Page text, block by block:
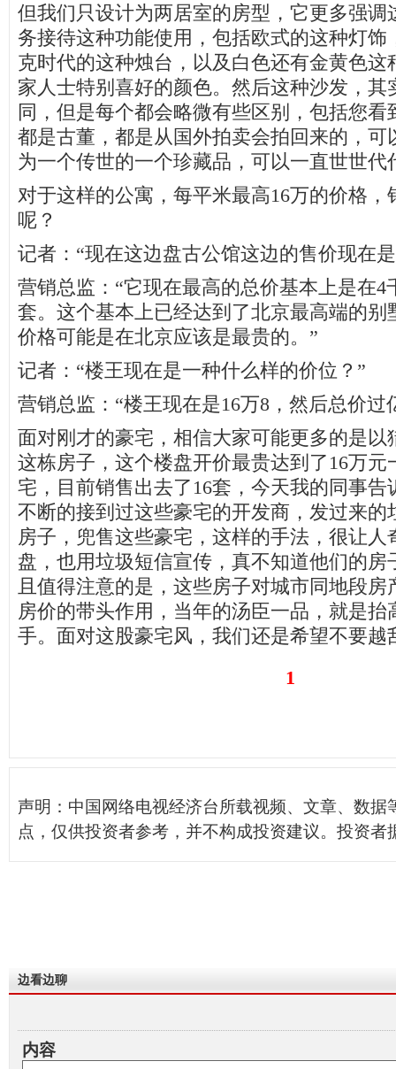
但我们只设计为两居室的房型，它更多强调
务接待这种功能使用，包括欧式的这种灯饰
克时代的这种烛台，以及白色还有金黄色这
家人士特别喜好的颜色。然后这种沙发，其
同，但是每个都会略微有些区别，包括您看
都是古董，都是从国外拍卖会拍回来的，可
为一个传世的一个珍藏品，可以一直世世代
对于这样的公寓，每平米最高16万的价格，
呢？
记者：“现在这边盘古公馆这边的售价现在
营销总监：“它现在最高的总价基本上是在4
套。这个基本上已经达到了北京最高端的别
价格可能是在北京应该是最贵的。”
记者：“楼王现在是一种什么样的价位？”
营销总监：“楼王现在是16万8，然后总价过
面对刚才的豪宅，相信大家可能更多的是以
这栋房子，这个楼盘开价最贵达到了16万元
宅，目前销售出去了16套，今天我的同事告
不断的接到过这些豪宅的开发商，发过来的
房子，兜售这些豪宅，这样的手法，很让人
盘，也用垃圾短信宣传，真不知道他们的房
且值得注意的是，这些房子对城市同地段
房价的带头作用，当年的汤臣一品，就是抬
手。面对这股豪宅风，我们还是希望不要越
1
声明：中国网络电视经济台所载视频、文章、数据
点，仅供投资者参考，并不构成投资建议。投资者
边看边聊
内容